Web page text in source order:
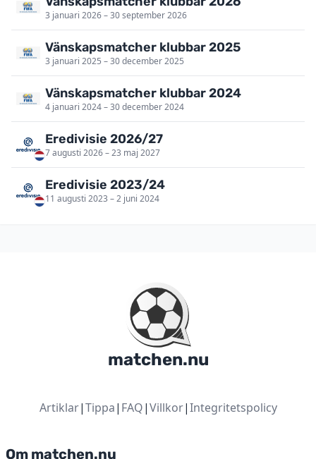
3 januari 2026 – 30 september 2026
Vänskapsmatcher klubbar 2025
3 januari 2025 – 30 december 2025
Vänskapsmatcher klubbar 2024
4 januari 2024 – 30 december 2024
Eredivisie 2026/27
7 augusti 2026 – 23 maj 2027
Eredivisie 2023/24
11 augusti 2023 – 2 juni 2024
matchen.nu
Artiklar|Tippa| FAQ|Villkor|Integritetspolicy
Om matchen.nu